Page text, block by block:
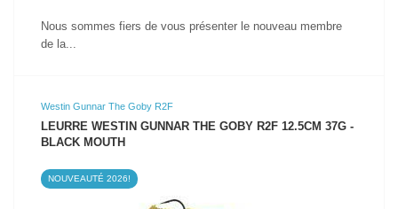
Nous sommes fiers de vous présenter le nouveau membre
de la...
Westin Gunnar The Goby R2F
LEURRE WESTIN GUNNAR THE GOBY R2F 12.5CM 37G -
BLACK MOUTH
NOUVEAUTÉ 2026!